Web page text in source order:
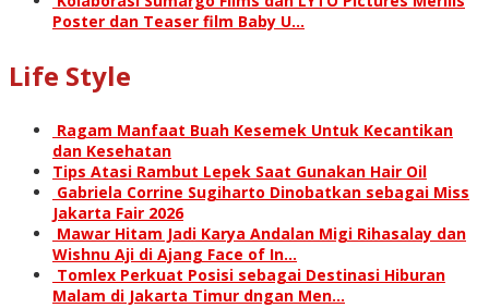
Poster dan Teaser film Baby U…
Life Style
Ragam Manfaat Buah Kesemek Untuk Kecantikan
dan Kesehatan
Tips Atasi Rambut Lepek Saat Gunakan Hair Oil
Gabriela Corrine Sugiharto Dinobatkan sebagai Miss
Jakarta Fair 2026
Mawar Hitam Jadi Karya Andalan Migi Rihasalay dan
Wishnu Aji di Ajang Face of In…
Tomlex Perkuat Posisi sebagai Destinasi Hiburan
Malam di Jakarta Timur dngan Men…